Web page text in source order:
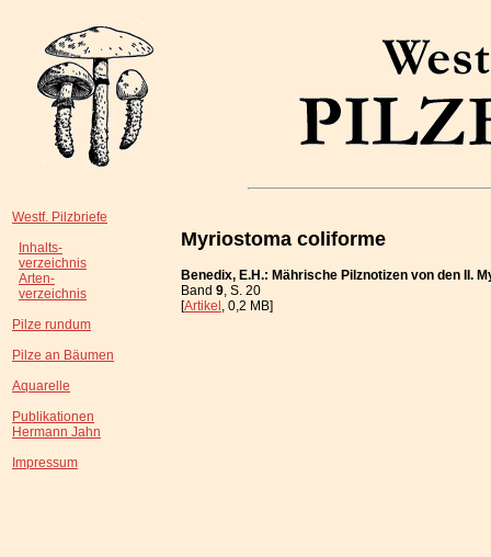
Westf. Pilzbriefe
Inhalts-
verzeichnis
Arten-
verzeichnis
Pilze rundum
Pilze an Bäumen
Aquarelle
Publikationen
Hermann Jahn
Impressum
Myriostoma coliforme
Benedix, E.H.: Mährische Pilznotizen von den II.
Band 9, S. 20
[Artikel, 0,2 MB]